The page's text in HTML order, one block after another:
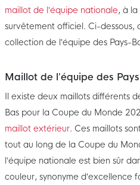
maillot de l’équipe nationale, à
survêtement officiel. Ci-dessous,
collection de l’équipe des Pays-
Maillot de l’équipe des
Il existe deux maillots différents
Bas pour la Coupe du Monde
maillot extérieur. Ces maillots
tout au long de la Coupe du
l’équipe nationale est bien sûr
couleur, synonyme d’excellence